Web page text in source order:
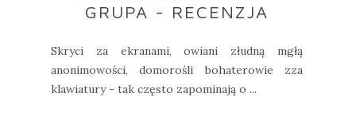
GRUPA - RECENZJA
Skryci za ekranami, owiani złudną mgłą
anonimowości, domorośli bohaterowie zza
klawiatury - tak często zapominają o ...